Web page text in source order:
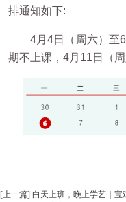
排通知如下:
4月4日（周六）至
期不上课，4月11日（
[上一篇] 白天上班，晚上学艺｜宝